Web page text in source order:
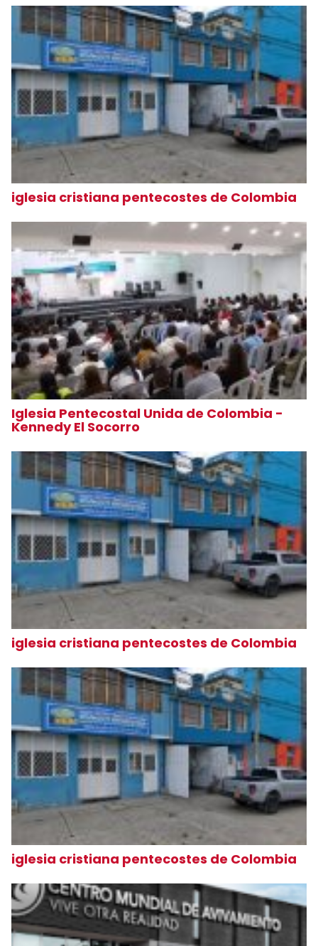
iglesia cristiana pentecostes de Colombia
Iglesia Pentecostal Unida de Colombia -
Kennedy El Socorro
iglesia cristiana pentecostes de Colombia
iglesia cristiana pentecostes de Colombia